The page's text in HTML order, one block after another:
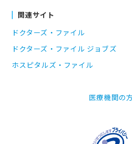
関連サイト
ドクターズ・ファイル
ドクターズ・ファイル ジョブズ
ホスピタルズ・ファイル
医療機関の